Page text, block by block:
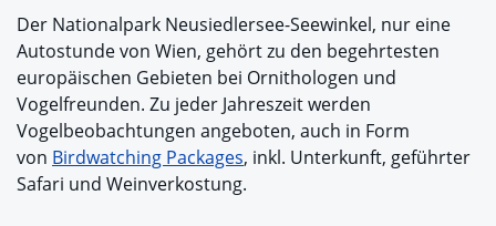
Der Nationalpark Neusiedlersee-Seewinkel, nur eine
Autostunde von Wien, gehört zu den begehrtesten
europäischen Gebieten bei Ornithologen und
Vogelfreunden. Zu jeder Jahreszeit werden
Vogelbeobachtungen angeboten, auch in Form
von Birdwatching Packages, inkl. Unterkunft, geführter
Safari und Weinverkostung.